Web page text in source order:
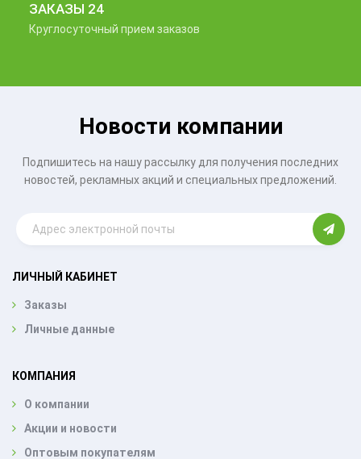
ЗАКАЗЫ 24
Круглосуточный прием заказов
Новости компании
Подпишитесь на нашу рассылку для получения последних
новостей, рекламных акций и специальных предложений.
ЛИЧНЫЙ КАБИНЕТ
Заказы
Личные данные
КОМПАНИЯ
О компании
Акции и новости
Оптовым покупателям